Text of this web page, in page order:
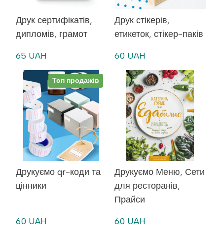
Друк сертифікатів,
дипломів, грамот
65 UAH
Друк стікерів,
етикеток, стікер-паків
60 UAH
Топ продажів
Друкуємо qr-коди та
цінники
60 UAH
Друкуємо Меню, Сети
для ресторанів,
Прайси
60 UAH